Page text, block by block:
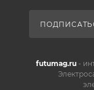
futumag.ru-